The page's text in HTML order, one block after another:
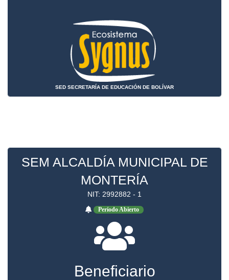
SED SECRETARÍA DE EDUCACIÓN DE BOLÍVAR
SEM ALCALDÍA MUNICIPAL DE
MONTERÍA
NIT: 2992882 - 1
Período Abierto
Beneficiario